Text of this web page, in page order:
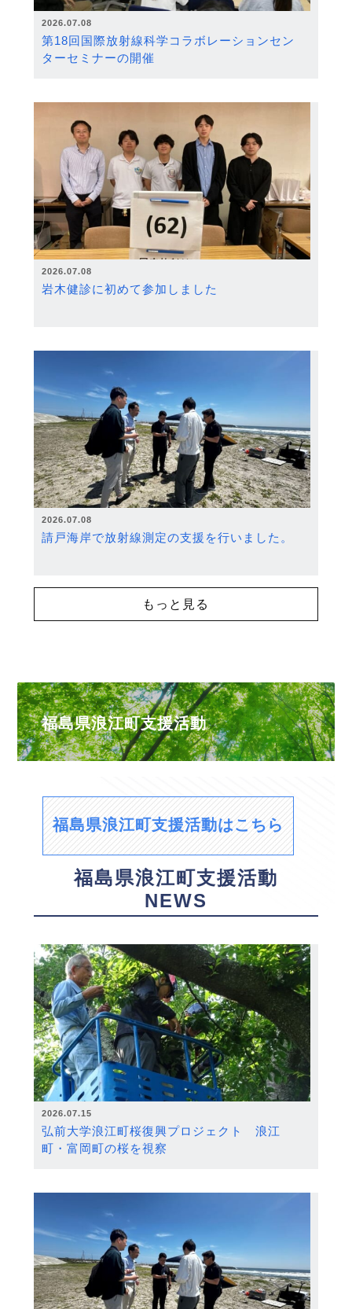
2026.07.08
第18回国際放射線科学コラボレーションセン
ターセミナーの開催
2026.07.08
岩木健診に初めて参加しました
2026.07.08
請戸海岸で放射線測定の支援を行いました。
もっと見る
福島県浪江町支援活動
福島県浪江町支援活動はこちら
福島県浪江町支援活動
NEWS
2026.07.15
弘前大学浪江町桜復興プロジェクト 浪江
町・富岡町の桜を視察